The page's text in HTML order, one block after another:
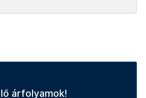
árfolyamok!